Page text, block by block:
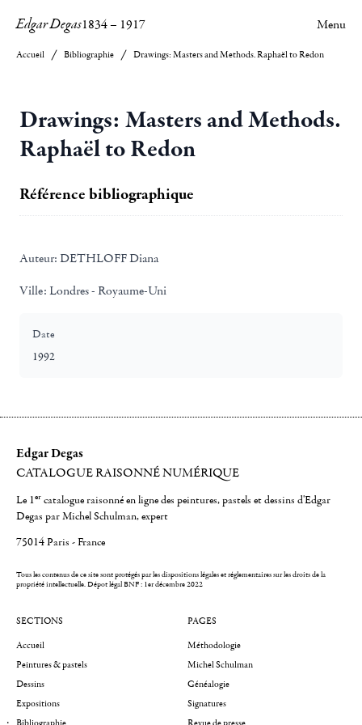
Edgar Degas1834– 1917 Menu
Accueil Bibliographie Drawings: Masters and Methods. Raphaël to Redon
Drawings: Masters and Methods.
Raphaël to Redon
Référence bibliographique
Auteur: DETHLOFF Diana
Ville: Londres - Royaume-Uni
Date
1992
Edgar Degas
CATALOGUE RAISONNÉ NUMÉRIQUE
Le 1er catalogue raisonné en ligne des peintures, pastels et dessins d'Edgar
Degas par Michel Schulman, expert
75014 Paris - France
Tous les contenus de ce site sont protégés par les dispositions légales et réglementaires sur les droits de la
propriété intellectuelle.Dépot légal BNF : 1er décembre 2022
SECTIONS
Accueil
Peintures & pastels
Dessins
Expositions
PAGES
Méthodologie
Michel Schulman
Généalogie
Signatures